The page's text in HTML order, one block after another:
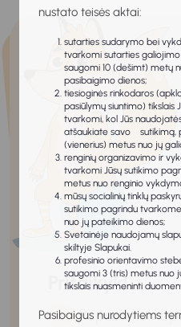
nustato teisės aktai:
sutarties sudarymo bei
tvarkomi sutarties
saugomi 10 (dešimt) metų
pasibaigimo dienos;
tiesioginės rinkodaros
pasiūlymų siuntimo) tikslais
tvarkomi, kol Jūs
atšaukiate savo sutikimą,
(vienerius) metus nuo jų
renginių organizavimo ir
tvarkomi Jūsų sutikimo
metus nuo renginio
mūsų socialinių tinklų
sutikimo pagrindu
nuo jų pateikimo dienos;
Svetainėje naudojamų
skiltyje Slapukai.
profesinio orientavimo
saugomi 3 (tris) metus nuo
tikslais nuasmeninti
Pasibaigus nurodytiems
Pritaikyk!
Papasakok